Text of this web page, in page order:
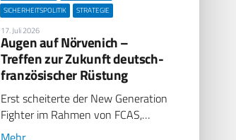
SICHERHEITSPOLITIK
STRATEGIE
17. Juli 2026
Augen auf Nörvenich –
Treffen zur Zukunft deutsch-
französischer Rüstung
Erst scheiterte der New Generation
Fighter im Rahmen von FCAS,…